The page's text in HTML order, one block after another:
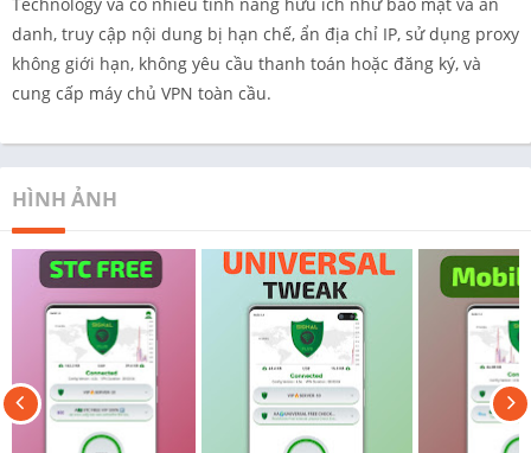
danh, truy cập nội dung bị hạn chế, ẩn địa chỉ IP, sử dụng proxy
không giới hạn, không yêu cầu thanh toán hoặc đăng ký, và
cung cấp máy chủ VPN toàn cầu.
HÌNH ẢNH